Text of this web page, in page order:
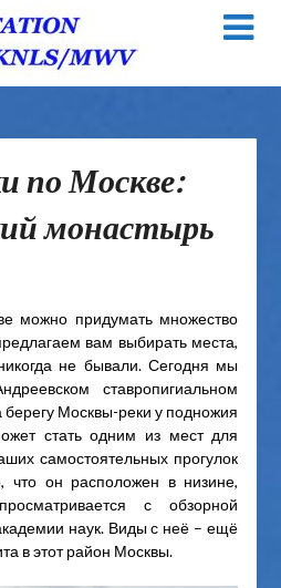
по Москве:
монастырь
можно придумать множество
вам выбирать места,
не бывали. Сегодня мы
ставропигиальном
берегу Москвы-реки у подножия
стать одним из мест для
самостоятельных прогулок
что он расположен в низине,
с обзорной
наук. Виды с неё – ещё
в этот район Москвы.